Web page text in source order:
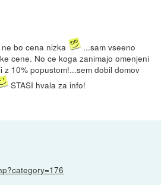
bo cena nizka
...sam vseeno
cene. No ce koga zanimajo omenjeni
z 10% popustom!...sem dobil domov
STASI hvala za info!